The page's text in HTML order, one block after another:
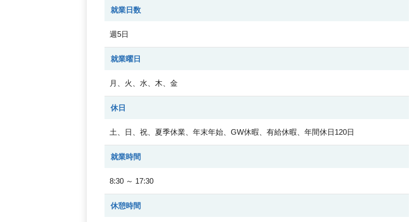
就業日数
週5日
就業曜日
月、火、水、木、金
休日
土、日、祝、夏季休業、年末年始、GW休暇、有給休暇、年間休日120日
就業時間
8:30 ～ 17:30
休憩時間